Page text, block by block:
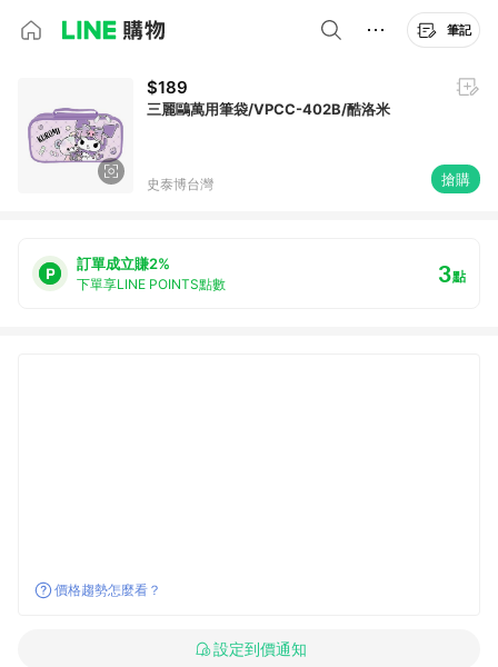
筆記
$189
三麗鷗萬用筆袋/VPCC-402B/酷洛米
史泰博台灣 搶購
訂單成立賺2%
下單享LINE POINTS點數 3點
價格趨勢怎麼看？
設定到價通知